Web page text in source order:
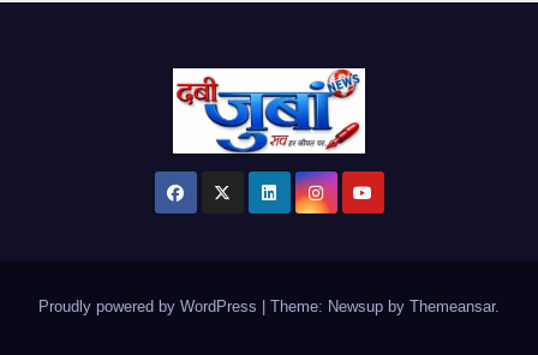
Proudly powered by WordPress Theme: Newsup by Themeansar.